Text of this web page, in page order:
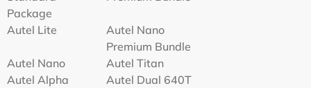
Package
Autel Lite
Autel Nano
Premium Bundle
Autel Nano
Autel Titan
Autel Alpha
Autel Dual 640T